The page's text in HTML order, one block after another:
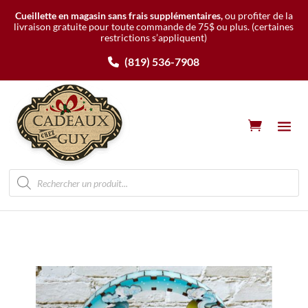
Cueillette en magasin sans frais supplémentaires,ou profiter de la
livraison gratuite pour toute commande de 75$ ou plus. (certaines
restrictions s’appliquent)
(819) 536-7908
Recherche
de
produits